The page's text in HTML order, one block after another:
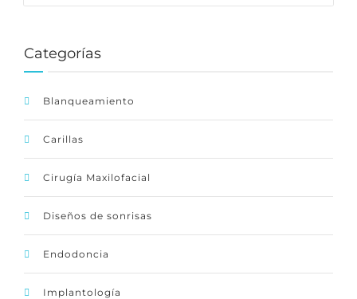
Categorías
Blanqueamiento
Carillas
Cirugía Maxilofacial
Diseños de sonrisas
Endodoncia
Implantología